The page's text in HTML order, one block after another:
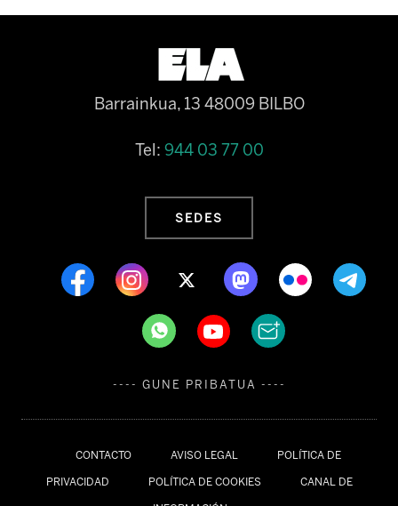
CONTACTO AVISO LEGAL POLÍTICA DE
PRIVACIDAD POLÍTICA DE COOKIES CANAL DE
Barrainkua, 13 48009 BILBO
Tel: 944 03 77 00
SEDES
---- GUNE PRIBATUA ----